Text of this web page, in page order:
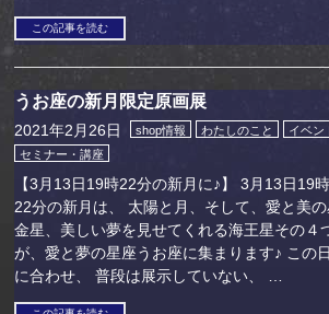
この記事を読む
うお座の新月限定原画展
2021年2月26日 shop情報 わたしのこと
イベン
セミナー・講座
【3月13日19時22分の新月に♪】 3月13日19時
22分の新月は、 太陽と月、そして、愛と美の
金星、美しい夢を見せてくれる海王星その４
が、愛と夢の星座うお座に集まります♪ この日
に合わせ、 普段は展示していない、 …